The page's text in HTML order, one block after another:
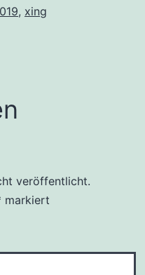
, xing
veröffentlicht.
markiert